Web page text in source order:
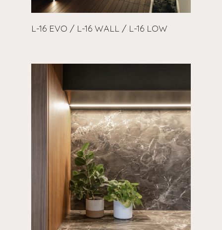
L-16 EVO / L-16 WALL / L-16 LOW